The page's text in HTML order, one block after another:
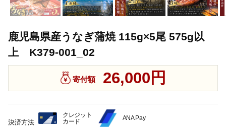
鹿児島県産うなぎ蒲焼 115g×5尾 575g以
上 K379-001_02
寄付額 26,000円
決済方法
クレジット
カード
ANA Pay